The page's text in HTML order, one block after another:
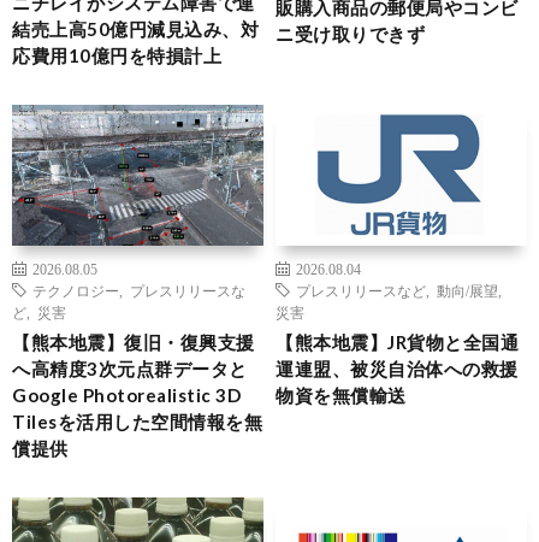
結売上高50億円減見込み、対
応費用10億円を特損計上
販購入商品の郵便局やコンビ
ニ受け取りできず
2026.08.05
テクノロジー
プレスリリースな
ど
災害
【熊本地震】復旧・復興支援
へ高精度3次元点群データと
Google Photorealistic 3D
Tilesを活用した空間情報を無
償提供
2026.08.04
プレスリリースなど
動向/展望
災害
【熊本地震】JR貨物と全国通
運連盟、被災自治体への救援
物資を無償輸送